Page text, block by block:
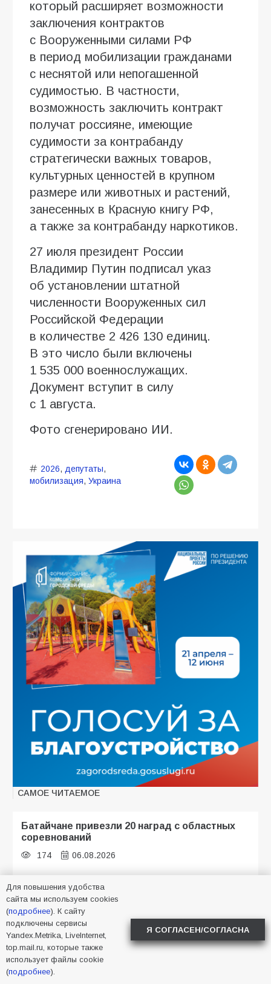
который расширяет возможности
заключения контрактов
с Вооруженными силами РФ
в период мобилизации гражданами
с неснятой или непогашенной
судимостью. В частности,
возможность заключить контракт
получат россияне, имеющие
судимости за контрабанду
стратегически важных товаров,
культурных ценностей в крупном
размере или животных и растений,
занесенных в Красную книгу РФ,
а также за контрабанду наркотиков.
27 июля президент России
Владимир Путин подписал указ
об установлении штатной
численности Вооруженных сил
Российской Федерации
в количестве 2 426 130 единиц.
В это число были включены
1 535 000 военнослужащих.
Документ вступит в силу
с 1 августа.
Фото сгенерировано ИИ.
2026, депутаты,
мобилизация, Украина
САМОЕ ЧИТАЕМОЕ
Батайчане привезли 20 наград с областных
соревнований
174 06.08.2026
Батайские школьники стали частью
образовательного кластера
Будет ли мобилизация в России в 2026 году
Для повышения удобства
сайта мы используем cookies
(подробнее). К сайту
подключены сервисы
Yandex.Metrika, LiveInternet,
top.mail.ru, которые также
использует файлы cookie
(подробнее).
Я СОГЛАСЕН/СОГЛАСНА